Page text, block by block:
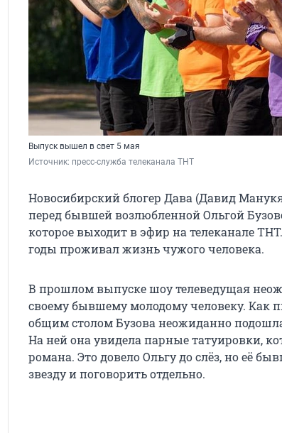
Выпуск вышел в свет 5 мая
Источник: пресс-служба телеканала ТНТ
Новосибирский блогер Дава (Давид
перед бывшей возлюбленной Ольгой
которое выходит в эфир на телеканале
годы проживал жизнь чужого человека.
В прошлом выпуске шоу телеведущая
своему бывшему молодому человеку. Как
общим столом Бузова неожиданно
На ней она увидела парные татуировки,
романа. Это довело Ольгу до слёз, но её
звезду и поговорить отдельно.